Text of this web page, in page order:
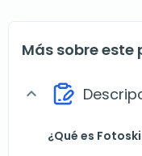
Más sobre este
expand_more
¿Qué es